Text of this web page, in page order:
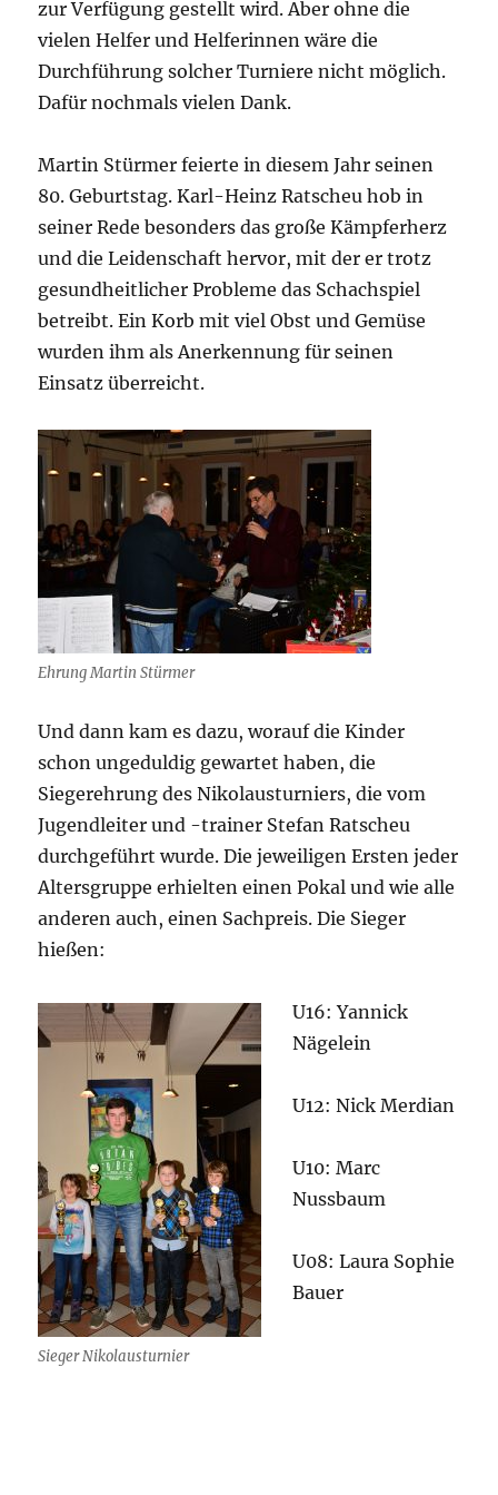
zur Verfügung gestellt wird. Aber ohne die
vielen Helfer und Helferinnen wäre die
Durchführung solcher Turniere nicht möglich.
Dafür nochmals vielen Dank.
Martin Stürmer feierte in diesem Jahr seinen
80. Geburtstag. Karl-Heinz Ratscheu hob in
seiner Rede besonders das große Kämpferherz
und die Leidenschaft hervor, mit der er trotz
gesundheitlicher Probleme das Schachspiel
betreibt. Ein Korb mit viel Obst und Gemüse
wurden ihm als Anerkennung für seinen
Einsatz überreicht.
Ehrung Martin Stürmer
Und dann kam es dazu, worauf die Kinder
schon ungeduldig gewartet haben, die
Siegerehrung des Nikolausturniers, die vom
Jugendleiter und -trainer Stefan Ratscheu
durchgeführt wurde. Die jeweiligen Ersten jeder
Altersgruppe erhielten einen Pokal und wie alle
anderen auch, einen Sachpreis. Die Sieger
hießen:
Sieger Nikolausturnier
U16: Yannick
Nägelein
U12: Nick Merdian
U10: Marc
Nussbaum
U08: Laura Sophie
Bauer